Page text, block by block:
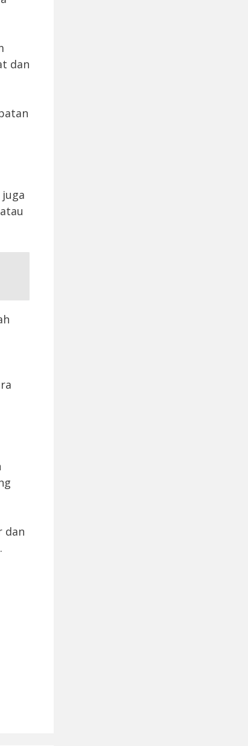
dan
dan